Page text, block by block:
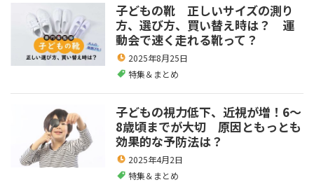
子どもの靴 正しいサイズの測り
方、選び方、買い替え時は？ 運
動会で速く走れる靴って？
2025年8月25日
特集＆まとめ
子どもの視力低下、近視が増！6～
8歳頃までが大切 原因ともっとも
効果的な予防法は？
2025年4月2日
特集＆まとめ